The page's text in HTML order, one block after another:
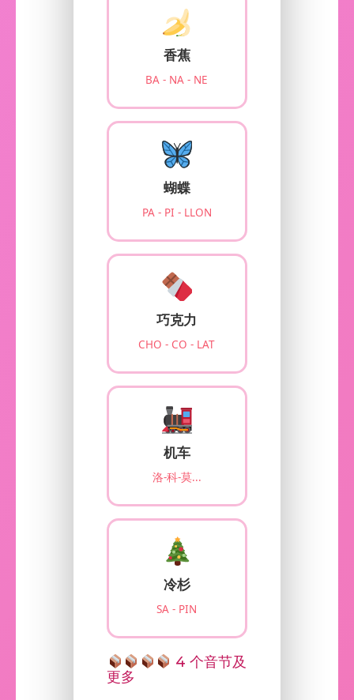
香蕉
BA - NA - NE
蝴蝶
PA - PI - LLON
巧克力
CHO - CO - LAT
机车
洛-科-莫...
冷杉
SA - PIN
4 个音节及
更多